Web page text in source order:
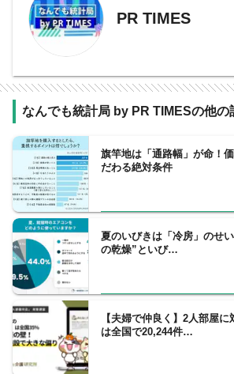
PR TIMES
なんでも統計局 by PR TIMESの他の
旗竿地は「通路幅」が命！
だわる絶対条件
夏のいびきは「冷房」のせ
の乾燥”といび…
【夫婦で仲良く】2人部屋
は全国で20,244件…